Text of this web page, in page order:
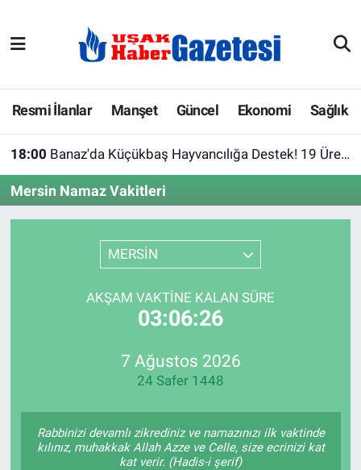
Resmi İlanlar Manşet Güncel Ekonomi Sağlık
18:00 Banaz'da Küçükbaş Hayvancılığa Destek! 19 Üreticiye Yüzde 75 Hibeli Barınak Çadırı
Mersin Namaz Vakitleri
MERSİN
AKŞAM VAKTINE KALAN SÜRE
03:06:26
7 Ağustos 2026
24 Safer 1448
Rabbinizi devamlı zikrediniz ve namazınızı ilk vaktinde
kılınız, muhakkak Allah Azze ve Celle, size ecrinizi kat
kat verir. (Hadis-i şerif)
E-Gazete
Ekonomi
Güncel
Köşe Yazarları
Resmi İlanlar
Uşak Hava Durumu
Uşak Trafik Yoğunluk Haritası
Tüm Manşetler
Haber Arşivi